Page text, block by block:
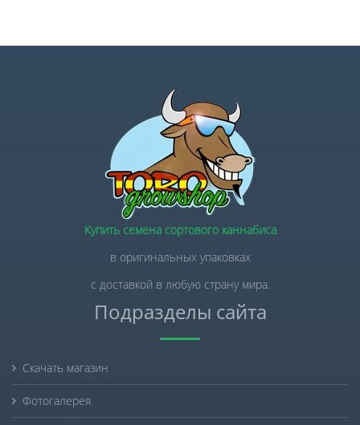
Купить семена сортового каннабиса
в оригинальных упаковках
с доставкой в любую страну мира.
Подразделы сайта
Скачать магазин
Фотогалерея